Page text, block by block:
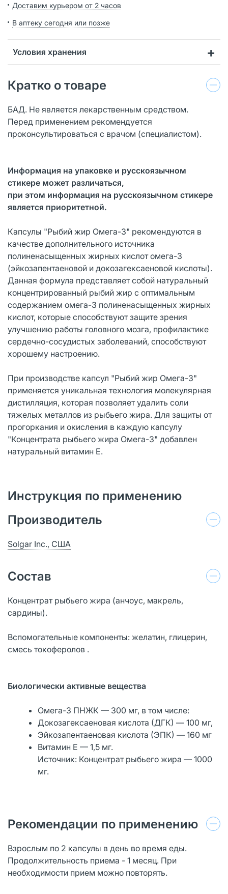
Доставим курьером от 2 часов
В аптеку сегодня или позже
Условия хранения
Кратко о товаре
БАД. Не является лекарственным средством.
Перед применением рекомендуется
проконсультироваться с врачом (специалистом).
Информация на упаковке и русскоязычном
стикере может различаться,
при этом информация на русскоязычном стикере
является приоритетной.
Капсулы "Рыбий жир Омега-3" рекомендуются в
качестве дополнительного источника
полиненасыщенных жирных кислот омега-3
(эйкозапентаеновой и докозагексаеновой кислоты).
Данная формула представляет собой натуральный
концентрированный рыбий жир с оптимальным
содержанием омега-3 полиненасыщенных жирных
кислот, которые способствуют защите зрения
улучшению работы головного мозга, профилактике
сердечно-сосудистых заболеваний, способствуют
хорошему настроению.
При производстве капсул "Рыбий жир Омега-3"
применяется уникальная технология молекулярная
дистилляция, которая позволяет удалить соли
тяжелых металлов из рыбьего жира. Для защиты от
прогоркания и окисления в каждую капсулу
"Концентрата рыбьего жира Омега-3" добавлен
натуральный витамин Е.
Инструкция по применению
Производитель
Solgar Inc., США
Состав
Концентрат рыбьего жира (анчоус, макрель,
сардины).
Вспомогательные компоненты: желатин, глицерин,
смесь токоферолов .
Биологически активные вещества
Омега-3 ПНЖК — 300 мг, в том числе:
Докозагексаеновая кислота (ДГК) — 100 мг,
Эйкозапентаеновая кислота (ЭПК) — 160 мг
Витамин Е — 1,5 мг.
Источник: Концентрат рыбьего жира — 1000
мг.
Рекомендации по применению
Взрослым по 2 капсулы в день во время еды.
Продолжительность приема - 1 месяц. При
необходимости прием можно повторять.